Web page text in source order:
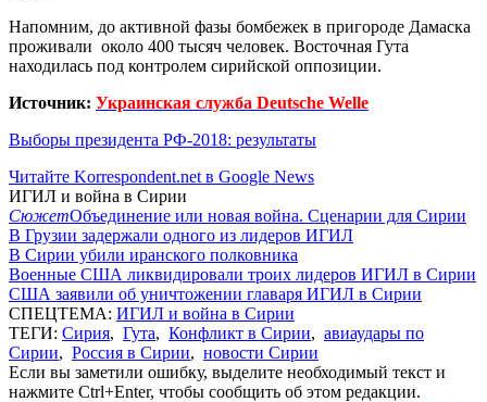
Напомним, до активной фазы бомбежек в пригороде Дамаска
проживали около 400 тысяч человек. Восточная Гута
находилась под контролем сирийской оппозиции.
Источник: Украинская служба Deutsche Welle
Выборы президента РФ-2018: результаты
Читайте Korrespondent.net в Google News
ИГИЛ и война в Сирии
СюжетОбъединение или новая война. Сценарии для Сирии
В Грузии задержали одного из лидеров ИГИЛ
В Сирии убили иранского полковника
Военные США ликвидировали троих лидеров ИГИЛ в Сирии
США заявили об уничтожении главаря ИГИЛ в Сирии
СПЕЦТЕМА: ИГИЛ и война в Сирии
ТЕГИ: Сирия, Гута, Конфликт в Сирии, авиаудары по
Сирии, Россия в Сирии, новости Сирии
Если вы заметили ошибку, выделите необходимый текст и
нажмите Ctrl+Enter, чтобы сообщить об этом редакции.